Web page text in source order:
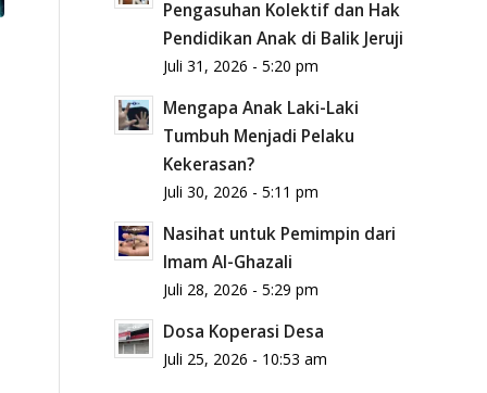
Pengasuhan Kolektif dan Hak
Pendidikan Anak di Balik Jeruji
Juli 31, 2026 - 5:20 pm
Mengapa Anak Laki-Laki
Tumbuh Menjadi Pelaku
Kekerasan?
Juli 30, 2026 - 5:11 pm
Nasihat untuk Pemimpin dari
Imam Al-Ghazali
Juli 28, 2026 - 5:29 pm
Dosa Koperasi Desa
Juli 25, 2026 - 10:53 am